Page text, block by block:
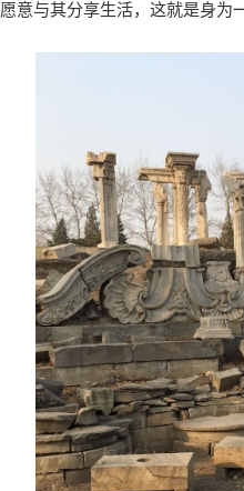
意与其分享生活，这就是身为